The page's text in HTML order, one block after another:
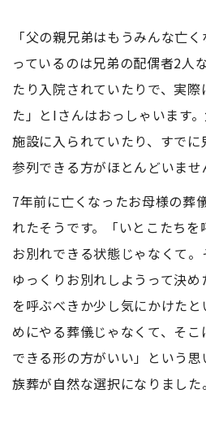
「父の親兄弟はもうみんな亡
っているのは兄弟の配偶者2人
たり入院されていたりで、実
た」とIさんはおっしゃいます
施設に入られていたり、すでに
参列できる方がほとんどいませ
7年前に亡くなったお母様の葬
れたそうです。「いとこたち
お別れできる状態じゃなくて
ゆっくりお別れしようって決
を呼ぶべきか少し気にかけた
めにやる葬儀じゃなくて、そ
できる形の方がいい」という
族葬が自然な選択になりました。